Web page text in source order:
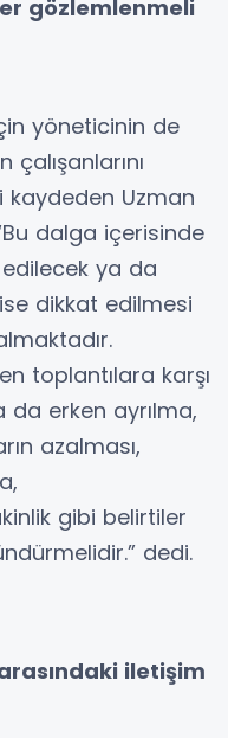
gözlemlenmeli
yöneticinin de
Uzman
dalga içerisinde
ya da
ise dikkat edilmesi
toplantılara karşı
da erken ayrılma,
azalması,
gibi belirtiler
dedi.
iletişim